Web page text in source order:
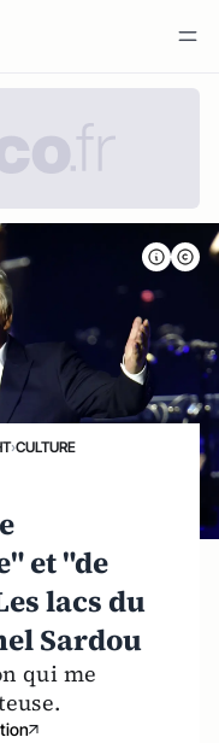
›CULTURE
et "de
lacs du
Sardou
qui me